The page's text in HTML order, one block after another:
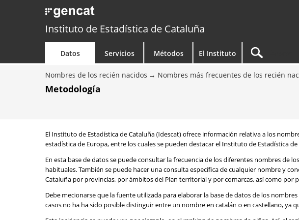
Instituto de Estadística de Cataluña
Datos Servicios Métodos El Instituto
Nombres de los recién nacidos Nombres más frecuentes de los recién
Metodología
El Instituto de Estadística de Cataluña (Idescat) ofrece información relativa a los
estadística de Europa, entre los cuales se pueden destacar el Instituto de Estadística
En esta base de datos se puede consultar la frecuencia de los diferentes nombres de
habituales. También se puede hacer una consulta específica de cualquier nombre y
Cataluña por provincias, por ámbitos del Plan territorial y por comarcas, así como por
Debe mecionarse que la fuente utilizada para elaborar la base de datos de los
casos no ha ha sido posible distinguir entre un nombre en catalán o en castellano, ya